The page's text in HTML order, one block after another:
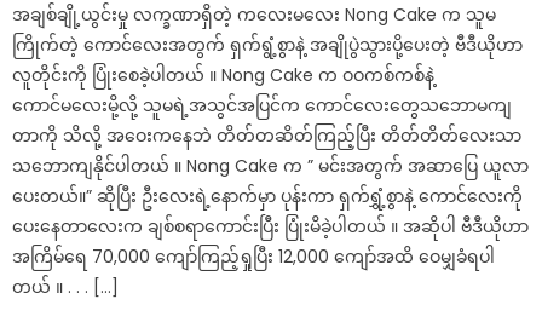
အချစ်ချို့ယွင်းမှု လက္ခဏာရှိတဲ့ ကလေးမလေး Nong Cake က သူမ
ကြိုက်တဲ့ ကောင်လေးအတွက် ရှက်ရွံ့စွာနဲ့ အချိုပွဲသွားပို့ပေးတဲ့ ဗီဒီယိုဟာ
လူတိုင်းကို ပြုံးစေခဲ့ပါတယ် ။ Nong Cake က ဝဝကစ်ကစ်နဲ့
ကောင်မလေးမို့လို့ သူမရဲ့အသွင်အပြင်က ကောင်လေးတွေသဘောမကျ
တာကို သိလို့ အဝေးကနေဘဲ တိတ်တဆိတ်ကြည့်ပြီး တိတ်တိတ်လေးသာ
သဘောကျနိုင်ပါတယ် ။ Nong Cake က ” မင်းအတွက် အဆာပြေ ယူလာ
ပေးတယ်။” ဆိုပြီး ဦးလေးရဲ့နောက်မှာ ပုန်းကာ ရှက်ရွှံ့စွာနဲ့ ကောင်လေးကို
ပေးနေတာလေးက ချစ်စရာကောင်းပြီး ပြုံးမိခဲ့ပါတယ် ။ အဆိုပါ ဗီဒီယိုဟာ
အကြိမ်ရေ 70,000 ကျော်ကြည့်ရှုပြီး 12,000 ကျော်အထိ ဝေမျှခံရပါ
တယ် ။ . . . […]